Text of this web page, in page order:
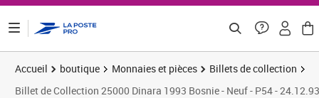
Accueil boutique Monnaies et pièces
Billets de collection
Billet de Collection 25000 Dinara 1993 Bosnie - Neuf - P54 -